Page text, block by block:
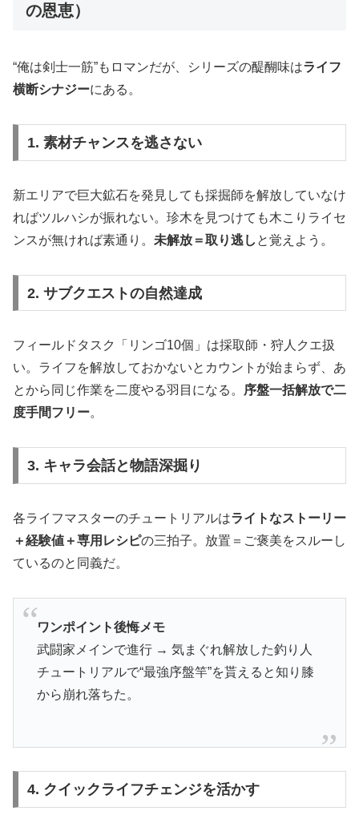
の恩恵）
“俺は剣士一筋”もロマンだが、シリーズの醍醐味はライフ
横断シナジーにある。
1. 素材チャンスを逃さない
新エリアで巨大鉱石を発見しても採掘師を解放していなけ
ればツルハシが振れない。珍木を見つけても木こりライセ
ンスが無ければ素通り。 未解放＝取り逃し と覚えよう。
2. サブクエストの自然達成
フィールドタスク「リンゴ10個」は採取師・狩人クエ扱
い。ライフを解放しておかないとカウントが始まらず、あ
とから同じ作業を二度やる羽目になる。 序盤一括解放で二
度手間フリー。
3. キャラ会話と物語深掘り
各ライフマスターのチュートリアルはライトなストーリー
＋経験値＋専用レシピの三拍子。放置＝ご褒美をスルーし
ているのと同義だ。
ワンポイント後悔メモ
武闘家メインで進行 → 気まぐれ解放した釣り人
チュートリアルで“最強序盤竿”を貰えると知り膝
から崩れ落ちた。
4. クイックライフチェンジを活かす